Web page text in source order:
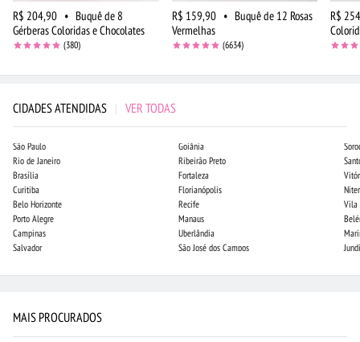
R$ 204,90 • Buquê de 8
Gérberas Coloridas e Chocolates
(380)
R$ 159,90 • Buquê de 12 Rosas
Vermelhas
(6634)
R$
CIDADES ATENDIDAS | VER TODAS
São Paulo
Rio de Janeiro
Brasília
Curitiba
Belo Horizonte
Porto Alegre
Campinas
Salvador
Goiânia
Ribeirão Preto
Fortaleza
Florianópolis
Recife
Manaus
Uberlândia
São José dos Campos
Vila
MAIS PROCURADOS